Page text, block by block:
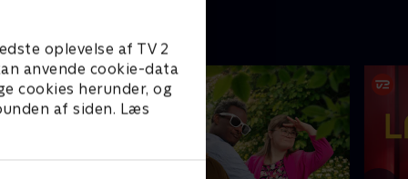
oplevelse af TV 2
anvende cookie-data
cookies herunder, og
af siden. Læs